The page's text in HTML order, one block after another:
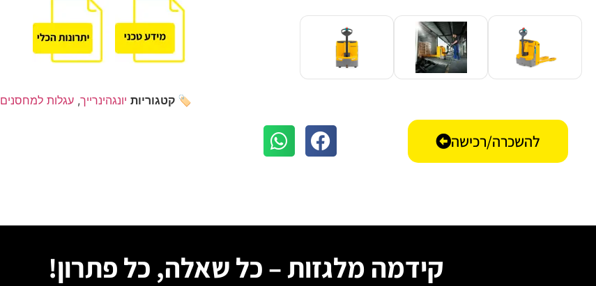
להשכרה/רכישה
🏷️ קטגוריות יונגהינרייך, עגלות למחסנים
קידמה מלגזות – כל שאלה, כל פתרון!